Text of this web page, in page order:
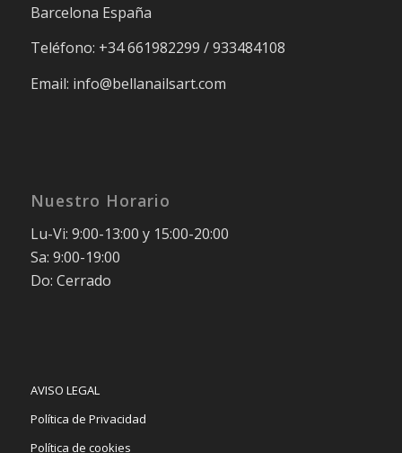
Barcelona España
Teléfono: +34 661982299 / 933484108
Email: info@bellanailsart.com
Nuestro Horario
Lu-Vi: 9:00-13:00 y 15:00-20:00
Sa: 9:00-19:00
Do: Cerrado
AVISO LEGAL
Política de Privacidad
Política de cookies